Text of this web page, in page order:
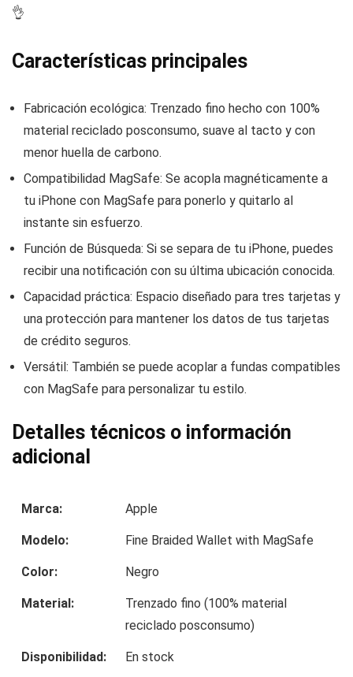
👌
Características principales
Fabricación ecológica: Trenzado fino hecho con 100%
material reciclado posconsumo, suave al tacto y con
menor huella de carbono.
Compatibilidad MagSafe: Se acopla magnéticamente a
tu iPhone con MagSafe para ponerlo y quitarlo al
instante sin esfuerzo.
Función de Búsqueda: Si se separa de tu iPhone, puedes
recibir una notificación con su última ubicación conocida.
Capacidad práctica: Espacio diseñado para tres tarjetas y
una protección para mantener los datos de tus tarjetas
de crédito seguros.
Versátil: También se puede acoplar a fundas compatibles
con MagSafe para personalizar tu estilo.
Detalles técnicos o información
adicional
Marca: Apple
Modelo: Fine Braided Wallet with MagSafe
Color: Negro
Material:
Trenzado fino (100% material
reciclado posconsumo)
Disponibilidad: En stock